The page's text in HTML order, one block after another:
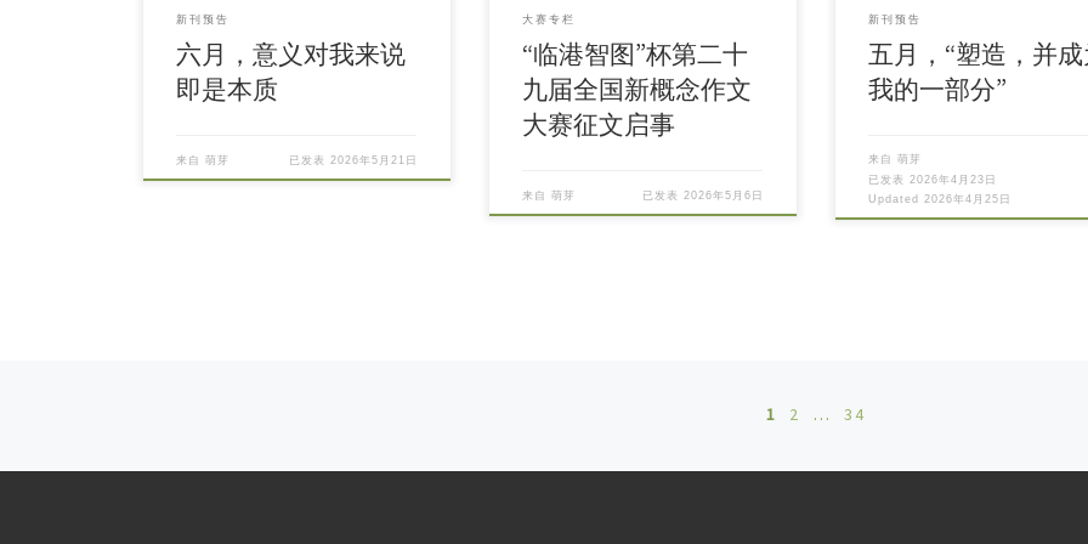
新刊预告
六月，意义对我来说
即是本质
来自萌芽 已发表 2026年5月21日
大赛专栏
“临港智图”杯第二十
九届全国新概念作文
大赛征文启事
来自萌芽 已发表 2026年5月6日
新刊预告
五月，“塑造，并成
我的一部分”
来自萌芽
已发表 2026年4月23日
Updated 2026年4月25日
1 2 … 34